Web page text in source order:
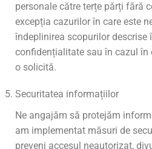
personale către terțe părți fără
excepția cazurilor în care este
îndeplinirea scopurilor descrise
confidențialitate sau în cazul în
o solicită.
Securitatea informațiilor
Ne angajăm să protejăm
am implementat măsuri de
preveni accesul neautorizat,